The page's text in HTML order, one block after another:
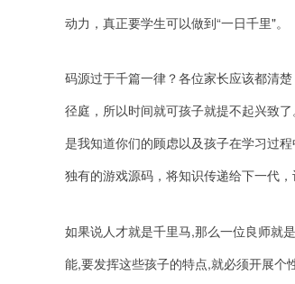
动力，真正要学生可以做到“一日千里"。
码源过于千篇一律？各位家长应该都清
径庭，所以时间就可孩子就提不起兴致
是我知道你们的顾虑以及孩子在学习过
独有的游戏源码，将知识传递给下一代，
如果说人才就是千里马,那么一位良师就
能,要发挥这些孩子的特点,就必须开展个